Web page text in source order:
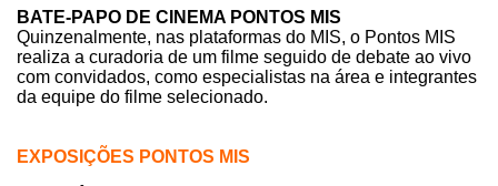
BATE-PAPO DE CINEMA PONTOS MIS
Quinzenalmente, nas plataformas do MIS, o Pontos MIS
realiza a curadoria de um filme seguido de debate ao vivo
com convidados, como especialistas na área e integrantes
da equipe do filme selecionado.
EXPOSIÇÕES PONTOS MIS